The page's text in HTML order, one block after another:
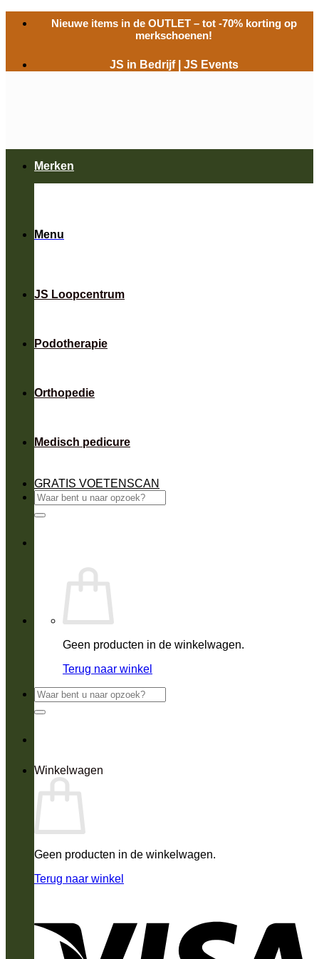
naar
Nieuwe items in de OUTLET– tot -70% korting op
merkschoenen!
JS in Bedrijf JS Events
Menu
JS Loopcentrum
Podotherapie
Orthopedie
Medisch pedicure
GRATIS VOETENSCAN
Zoeken
naar:
Geen producten in de winkelwagen.
Terug naar winkel
Zoeken
naar:
Winkelwagen
Geen producten in de winkelwagen.
Terug naar winkel
Merken